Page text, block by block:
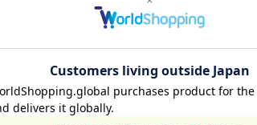
2024.07.30
SLY
SLY